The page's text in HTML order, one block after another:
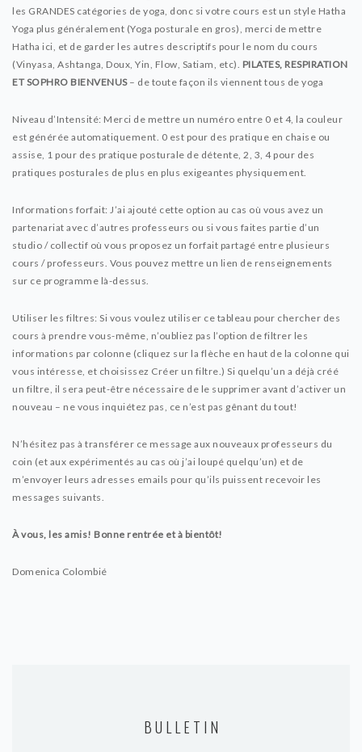
les GRANDES catégories de yoga, donc si votre cours est un style Hatha
Yoga plus généralement (Yoga posturale en gros), merci de mettre
Hatha ici, et de garder les autres descriptifs pour le nom du cours
(Vinyasa, Ashtanga, Doux, Yin, Flow, Satiam, etc). PILATES, RESPIRATION
ET SOPHRO BIENVENUS– de toute façon ils viennent tous de yoga
Niveau d’Intensité: Merci de mettre un numéro entre 0 et 4, la couleur
est générée automatiquement. 0 est pour des pratique en chaise ou
assise, 1 pour des pratique posturale de détente, 2, 3, 4 pour des
pratiques posturales de plus en plus exigeantes physiquement.
Informations forfait: J’ai ajouté cette option au cas où vous avez un
partenariat avec d’autres professeurs ou si vous faites partie d’un
studio / collectif où vous proposez un forfait partagé entre plusieurs
cours / professeurs. Vous pouvez mettre un lien de renseignements
sur ce programme là-dessus.
Utiliser les filtres: Si vous voulez utiliser ce tableau pour chercher des
cours à prendre vous-même, n’oubliez pas l’option de filtrer les
informations par colonne (cliquez sur la flèche en haut de la colonne qui
vous intéresse, et choisissez Créer un filtre.) Si quelqu’un a déjà créé
un filtre, il sera peut-être nécessaire de le supprimer avant d’activer un
nouveau – ne vous inquiétez pas, ce n’est pas gênant du tout!
N’hésitez pas à transférer ce message aux nouveaux professeurs du
coin (et aux expérimentés au cas où j’ai loupé quelqu’un) et de
m’envoyer leurs adresses emails pour qu’ils puissent recevoir les
messages suivants.
À vous, les amis! Bonne rentrée et à bientôt!
Domenica Colombié
BULLETIN